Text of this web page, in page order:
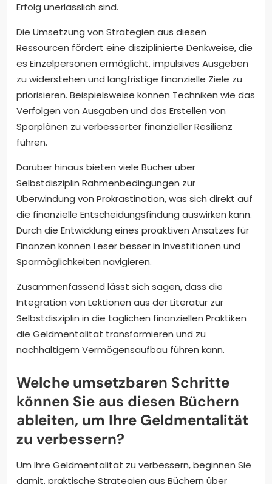
Erfolg unerlässlich sind.
Die Umsetzung von Strategien aus diesen
Ressourcen fördert eine disziplinierte Denkweise, die
es Einzelpersonen ermöglicht, impulsives Ausgeben
zu widerstehen und langfristige finanzielle Ziele zu
priorisieren. Beispielsweise können Techniken wie das
Verfolgen von Ausgaben und das Erstellen von
Sparplänen zu verbesserter finanzieller Resilienz
führen.
Darüber hinaus bieten viele Bücher über
Selbstdisziplin Rahmenbedingungen zur
Überwindung von Prokrastination, was sich direkt auf
die finanzielle Entscheidungsfindung auswirken kann.
Durch die Entwicklung eines proaktiven Ansatzes für
Finanzen können Leser besser in Investitionen und
Sparmöglichkeiten navigieren.
Zusammenfassend lässt sich sagen, dass die
Integration von Lektionen aus der Literatur zur
Selbstdisziplin in die täglichen finanziellen Praktiken
die Geldmentalität transformieren und zu
nachhaltigem Vermögensaufbau führen kann.
Welche umsetzbaren Schritte
können Sie aus diesen Büchern
ableiten, um Ihre Geldmentalität
zu verbessern?
Um Ihre Geldmentalität zu verbessern, beginnen Sie
damit, praktische Strategien aus Büchern über